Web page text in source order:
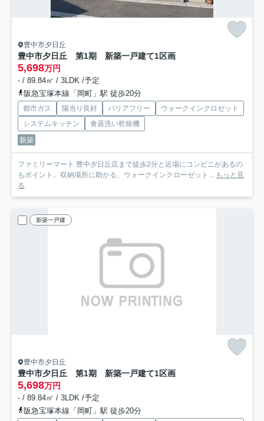
豊中市夕日丘
豊中市夕日丘 第1期 新築一戸建て1区画
5,698万円
- / 89.84㎡ / 3LDK /予定
阪急宝塚本線「岡町」駅 徒歩20分
都市ガス 陽当り良好 バリアフリー
ウォークインクロゼット
システムキッチン
食器洗い乾燥機
新築
ファミリーマート 豊中夕日丘店まで徒歩2分と近場にコンビニがあるの
もポイント。収納場所に助かる、ウォークインクローゼット... もっと見
る
新築一戸建
豊中市夕日丘
豊中市夕日丘 第1期 新築一戸建て1区画
5,698万円
- / 89.84㎡ / 3LDK /予定
阪急宝塚本線「岡町」駅 徒歩20分